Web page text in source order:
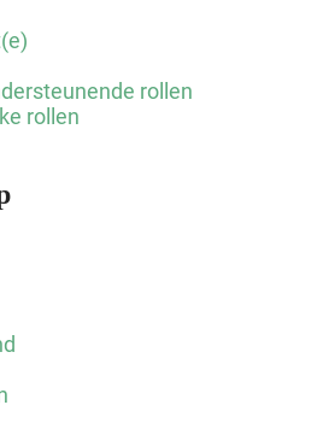
rollen
rollen